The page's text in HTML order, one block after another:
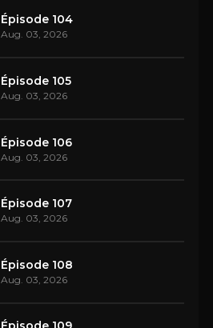
Épisode 104
Aug. 03, 2026
Épisode 105
Aug. 03, 2026
Épisode 106
Aug. 03, 2026
Épisode 107
Aug. 03, 2026
Épisode 108
Aug. 03, 2026